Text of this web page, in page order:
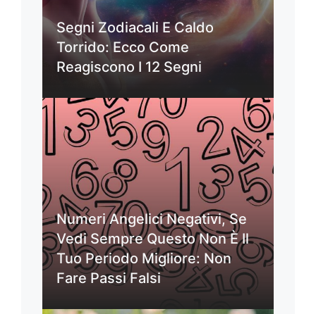
Segni Zodiacali E Caldo
Torrido: Ecco Come
Reagiscono I 12 Segni
Numeri Angelici Negativi, Se
Vedi Sempre Questo Non È Il
Tuo Periodo Migliore: Non
Fare Passi Falsi